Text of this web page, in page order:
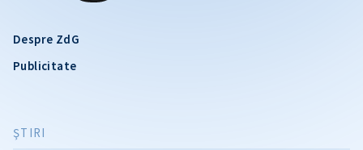
Despre ZdG
Publicitate
ŞTIRI